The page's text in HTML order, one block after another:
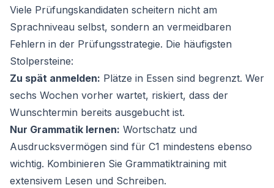
Viele Prüfungskandidaten scheitern nicht am
Sprachniveau selbst, sondern an vermeidbaren
Fehlern in der Prüfungsstrategie. Die häufigsten
Stolpersteine:
Zu spät anmelden: Plätze in Essen sind begrenzt. Wer
sechs Wochen vorher wartet, riskiert, dass der
Wunschtermin bereits ausgebucht ist.
Nur Grammatik lernen: Wortschatz und
Ausdrucksvermögen sind für C1 mindestens ebenso
wichtig. Kombinieren Sie Grammatiktraining mit
extensivem Lesen und Schreiben.